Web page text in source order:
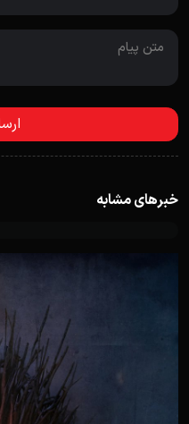
خبرهای مشابه